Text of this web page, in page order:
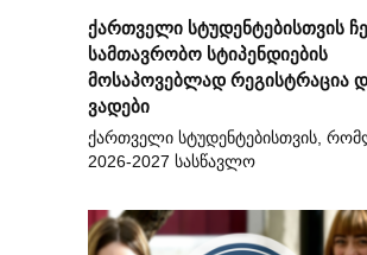
ქართველი სტუდენტებისთვის
სამთავრობო სტიპენდიების
მოსაპოვებლად რეგისტრაცია
ვადები
ქართველი სტუდენტებისთვის,
2026-2027 სასწავლო